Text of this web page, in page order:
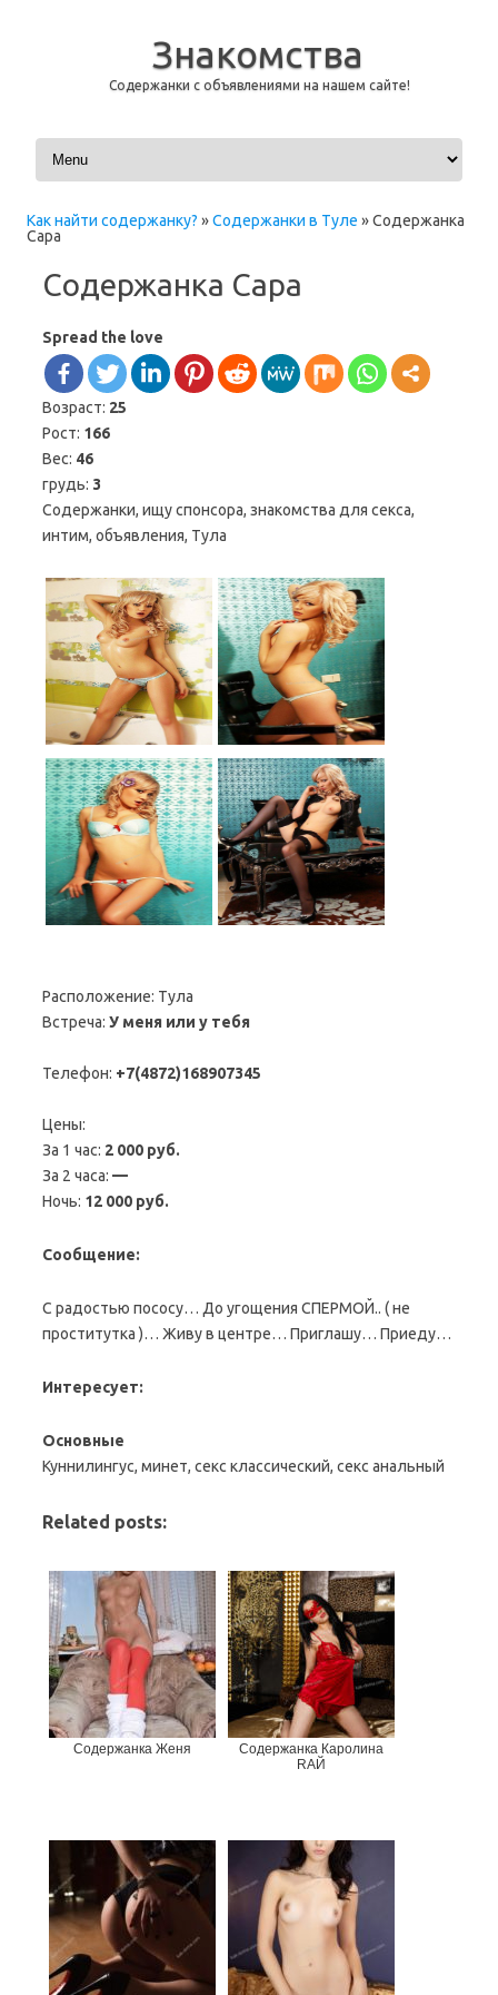
Знакомства
Содержанки с объявлениями на нашем сайте!
Перейти к содержимому
Как найти содержанку? »Содержанки в Туле »Содержанка
Сара
Содержанка Сара
Spread the love
Возраст: 25
Рост: 166
Вес: 46
грудь: 3
Содержанки, ищу спонсора, знакомства для секса,
интим, объявления, Тула
Расположение: Тула
Встреча: У меня или у тебя
Телефон: +7(4872)168907345
Цены:
За 1 час: 2 000 руб.
За 2 часа: —
Ночь: 12 000 руб.
Сообщение:
С радостью пососу… До угощения СПЕРМОЙ.. ( не
проститутка )… Живу в центре… Приглашу… Приеду…
Интересует:
Основные
Куннилингус, минет, секс классический, секс анальный
Related posts:
Содержанка Женя
Содержанка Каролина
RAЙ